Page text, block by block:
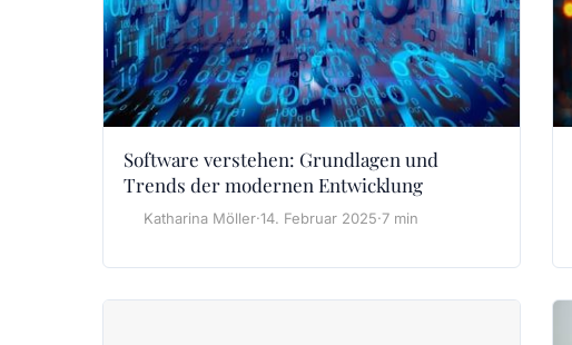
Software verstehen: Grundlagen und
Trends der modernen Entwicklung
Katharina Möller·14. Februar 2025·7 min